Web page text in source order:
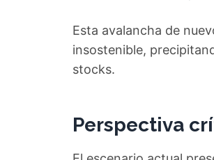
Esta avalancha de
insostenible,
stocks.
Perspectiva